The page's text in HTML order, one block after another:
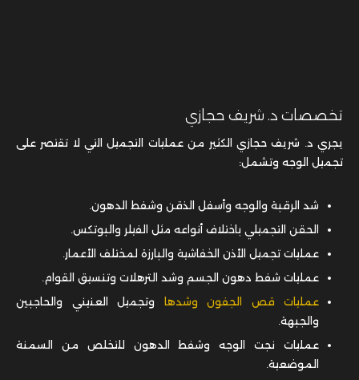
تخصصات د. شريف حجازي
يجري د. شريف حجازي الكثير من عمليات التجميل التي لا تقتصر على
تجميل الوجه وتشمل:
شد الرقبة والوجه وأسفل الذقن وشفط الدهون.
الحقن التجميلي باختلاف أنواعه مثل الفيلر والبوتكس.
عمليات تجميل الأذن الخفاشية والبارزة لمختلف الأعمار.
عمليات شفط دهون الجسم وشد الترهلات وتنسيق القوام.
عمليات قص الجفون وشدها
وتجميل العنيني والحاجبين
والجبهة.
عمليات نجت الوجه وشفط الدهون للتخلص من السمنة
الموضعية.